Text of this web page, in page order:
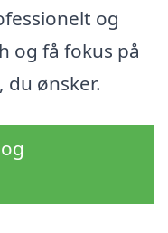
og
og få fokus på
du ønsker.